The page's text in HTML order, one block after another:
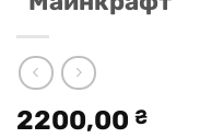
2200,00 ₴